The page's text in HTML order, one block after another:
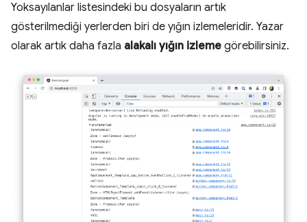
Yoksayılanlar listesindeki bu dosyaların artık
gösterilmediği yerlerden biri de yığın izlemeleridir. Yazar
olarak artık daha fazla alakalı yığın izleme görebilirsiniz.